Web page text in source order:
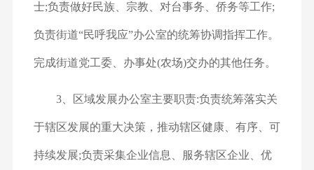
士;负责做好民族、宗教、对台事务、侨务等工作;
负责街道“民呼我应”办公室的统筹协调指挥工作。
完成街道党工委、办事处(农场)交办的其他任务。
3、区域发展办公室主要职责:负责统筹落实关
于辖区发展的重大决策，推动辖区健康、有序、可
持续发展;负责采集企业信息、服务辖区企业、优